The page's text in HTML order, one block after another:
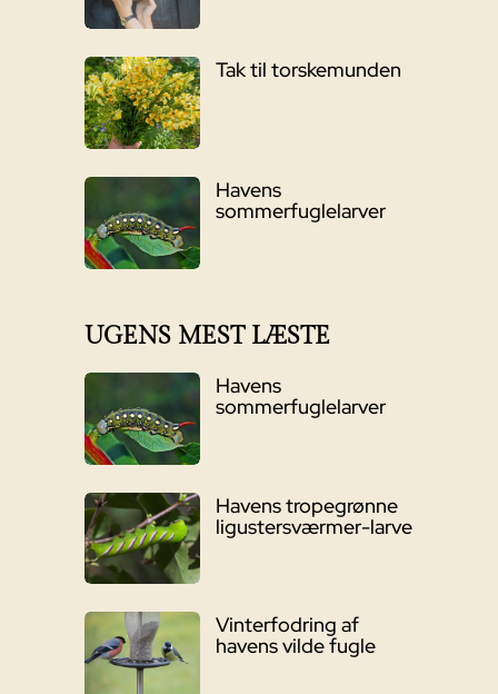
Tak til torskemunden
Havens
sommerfuglelarver
UGENS MEST LÆSTE
Havens
sommerfuglelarver
Havens tropegrønne
ligustersværmer-larve
Vinterfodring af
havens vilde fugle